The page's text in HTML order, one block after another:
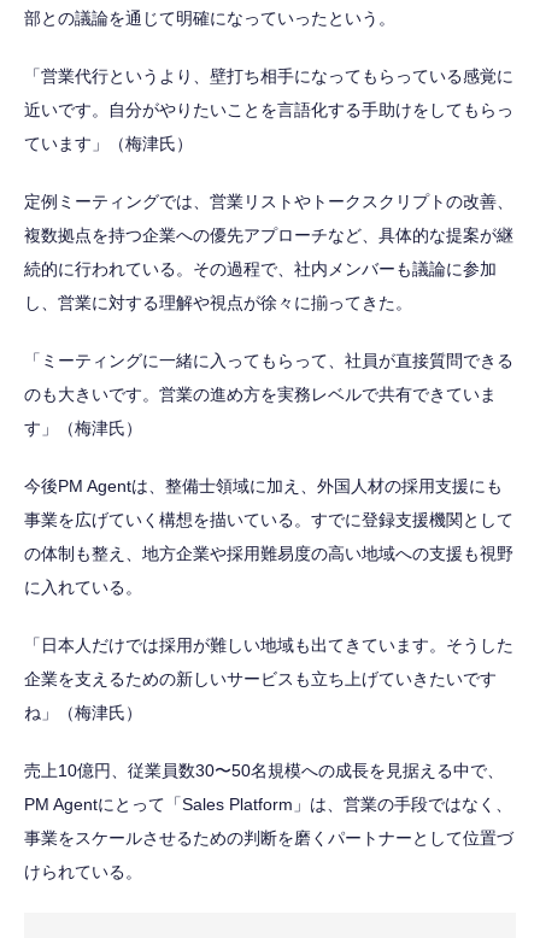
部との議論を通じて明確になっていったという。
「営業代行というより、壁打ち相手になってもらっている感覚に
近いです。自分がやりたいことを言語化する手助けをしてもらっ
ています」（梅津氏）
定例ミーティングでは、営業リストやトークスクリプトの改善、
複数拠点を持つ企業への優先アプローチなど、具体的な提案が継
続的に行われている。その過程で、社内メンバーも議論に参加
し、営業に対する理解や視点が徐々に揃ってきた。
「ミーティングに一緒に入ってもらって、社員が直接質問できる
のも大きいです。営業の進め方を実務レベルで共有できていま
す」（梅津氏）
今後PM Agentは、整備士領域に加え、外国人材の採用支援にも
事業を広げていく構想を描いている。すでに登録支援機関として
の体制も整え、地方企業や採用難易度の高い地域への支援も視野
に入れている。
「日本人だけでは採用が難しい地域も出てきています。そうした
企業を支えるための新しいサービスも立ち上げていきたいです
ね」（梅津氏）
売上10億円、従業員数30〜50名規模への成長を見据える中で、
PM Agentにとって「Sales Platform」は、営業の手段ではなく、
事業をスケールさせるための判断を磨くパートナーとして位置づ
けられている。